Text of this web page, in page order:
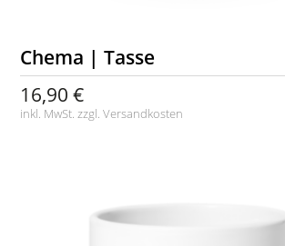
Chema | Tasse
16,90 €
inkl. MwSt. zzgl.Versandkosten